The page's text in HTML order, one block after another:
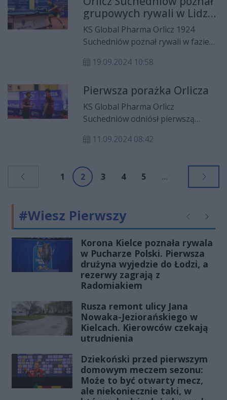
wjazdów do lasu kierowców
quadów i motocykli typu cross.
grupowych rywali w Lidze
Mistrzów
KS Global Pharma Orlicz 1924
Suchedniów poznał rywali w fazie
19.09.2024 10:58
Pierwsza porażka Orlicza
KS Global Pharma Orlicz
Suchedniów odniósł pierwszą
zespół przegrał na wyjeździe z
11.09.2024 08:42
1 2 3 4 5 ...
#Wiesz Pierwszy Poprzednie
Korona Kielce poznała rywala
w Pucharze Polski. Pierwsza
drużyna wyjedzie do Łodzi, a
rezerwy zagrają z
Radomiakiem
Rusza remont ulicy Jana
Nowaka-Jeziorańskiego w
Kielcach. Kierowców czekają
utrudnienia
Dziekoński przed pierwszym
domowym meczem sezonu:
Może to być otwarty mecz,
ale niekoniecznie taki, w